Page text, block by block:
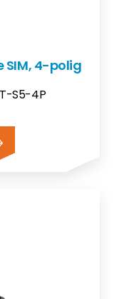
SIM, 4-polig
S5-4P